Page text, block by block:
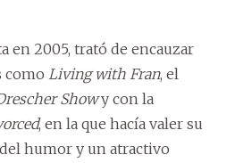
en 2005, trató de encauzar
como Living with Fran, el
Showy con la
, en la que hacía valer su
humor y un atractivo